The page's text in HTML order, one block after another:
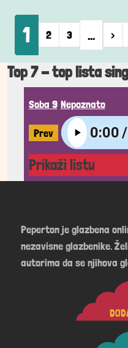
Pagination
1 2 3 … ›
Top 7 - top lista
Soba 9 Nepoznato
Prev
Prikaži listu
Peperton je glazbena
nezavisne glazbenike.
autorima da se njihova